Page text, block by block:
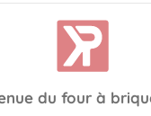
du four à